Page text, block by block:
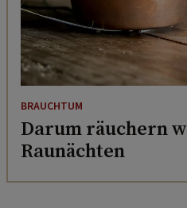
BRAUCHTUM
Darum räuchern
Raunächten